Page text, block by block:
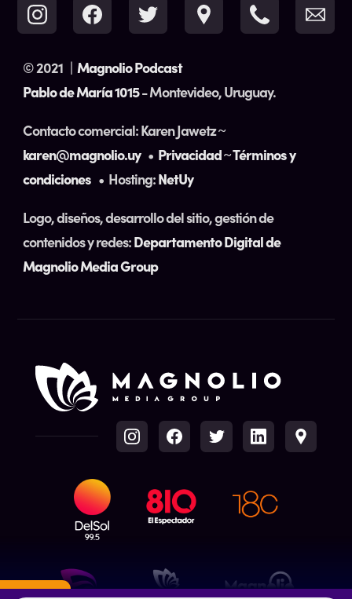
© 2021 |Magnolio Podcast
Pablo de María 1015- Montevideo, Uruguay.
Contacto comercial: Karen Jawetz ~
karen@magnolio.uy• Privacidad~Términos y
condiciones • Hosting:NetUy
Logo, diseños, desarrollo del sitio, gestión de
contenidos y redes:Departamento Digital de
Magnolio Media Group